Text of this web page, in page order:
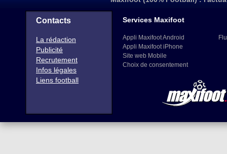
Contacts
La rédaction
Publicité
Recrutement
Infos légales
Liens football
Services Maxifoot
Appli Maxifoot Android
Appli Maxifoot iPhone
Site web Mobile
Choix de consentement